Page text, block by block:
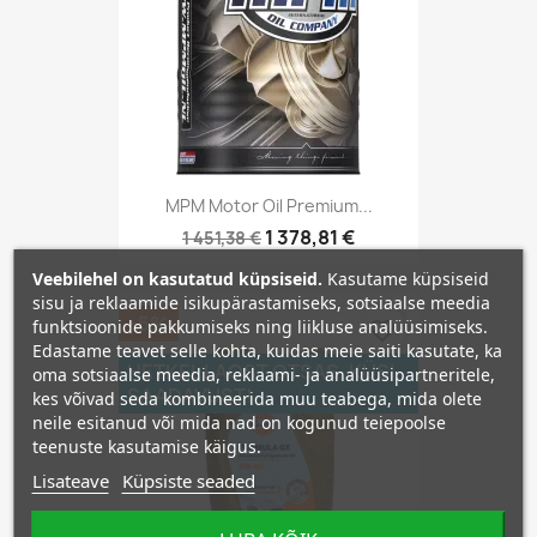
MPM Motor Oil Premium...
1 451,38 € 1 378,81 €
−5%
HETKEL LAOST OTSAS. KÜSI
SAADAVUST!
favorite_border
Veebilehel on kasutatud küpsiseid. Kasutame küpsiseid
sisu ja reklaamide isikupärastamiseks, sotsiaalse meedia
funktsioonide pakkumiseks ning liikluse analüüsimiseks.
Edastame teavet selle kohta, kuidas meie saiti kasutate, ka
oma sotsiaalse meedia, reklaami- ja analüüsipartneritele,
kes võivad seda kombineerida muu teabega, mida olete
neile esitanud või mida nad on kogunud teiepoolse
teenuste kasutamise käigus.
Lisateave Küpsiste seaded